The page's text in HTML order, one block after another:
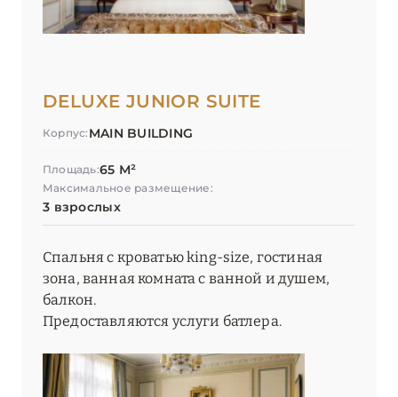
DELUXE JUNIOR SUITE
Корпус: MAIN BUILDING
Площадь:65 М²
Максимальное размещение:
3 взрослых
Спальня с кроватью king-size, гостиная
зона, ванная комната с ванной и душем,
балкон.
Предоставляются услуги батлера.